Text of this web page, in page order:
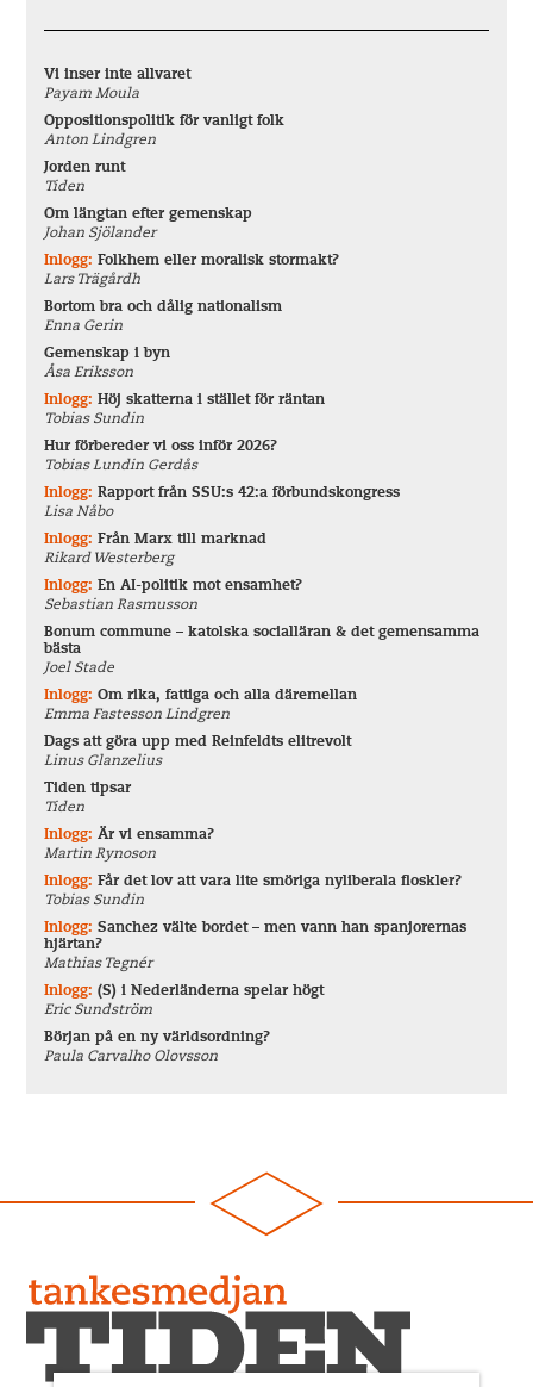
Vi inser inte allvaret
Payam Moula
Oppositionspolitik för vanligt folk
Anton Lindgren
Jorden runt
Tiden
Om längtan efter gemenskap
Johan Sjölander
Inlogg:Folkhem eller moralisk stormakt?
Lars Trägårdh
Bortom bra och dålig nationalism
Enna Gerin
Gemenskap i byn
Åsa Eriksson
Inlogg:Höj skatterna i stället för räntan
Tobias Sundin
Hur förbereder vi oss inför 2026?
Tobias Lundin Gerdås
Inlogg:Rapport från SSU:s 42:a förbundskongress
Lisa Nåbo
Inlogg:Från Marx till marknad
Rikard Westerberg
Inlogg:En AI-politik mot ensamhet?
Sebastian Rasmusson
Bonum commune – katolska socialläran & det gemensamma
bästa
Joel Stade
Inlogg:Om rika, fattiga och alla däremellan
Emma Fastesson Lindgren
Dags att göra upp med Reinfeldts elitrevolt
Linus Glanzelius
Tiden tipsar
Tiden
Inlogg:Är vi ensamma?
Martin Rynoson
Inlogg:Får det lov att vara lite smöriga nyliberala floskler?
Tobias Sundin
Inlogg:Sanchez välte bordet – men vann han spanjorernas
hjärtan?
Mathias Tegnér
Inlogg:(S) i Nederländerna spelar högt
Eric Sundström
Början på en ny världsordning?
Paula Carvalho Olovsson